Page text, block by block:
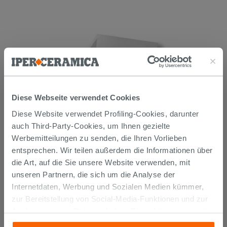
Diese Webseite verwendet Cookies
Diese Website verwendet Profiling-Cookies, darunter
auch Third-Party-Cookies, um Ihnen gezielte
Werbemitteilungen zu senden, die Ihren Vorlieben
entsprechen. Wir teilen außerdem die Informationen über
die Art, auf die Sie unsere Website verwenden, mit
unseren Partnern, die sich um die Analyse der
Internetdaten, Werbung und Sozialen Medien kümmer,
zur Bereitstellung von Social-Media-Funktionen und zur
Analyse unseres Datenverkehrs. Diese könnten sie mit
anderen Informationen, die Sie ihnen geliefert haben oder
Duschwanne Appia Quadratisch
90x90 aus Keramik mit Steinoptik
Gipsweiß Matt
305,90 € /STK.
IN DEN WARENKORB LEGEN